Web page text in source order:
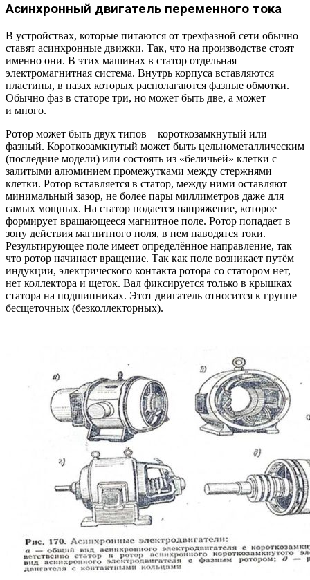
Асинхронный двигатель переменного тока
В устройствах, которые питаются от трехфазной сети обычно
ставят асинхронные движки. Так, что на производстве стоят
именно они. В этих машинах в статор отдельная
электромагнитная система. Внутрь корпуса вставляются
пластины, в пазах которых располагаются фазные обмотки.
Обычно фаз в статоре три, но может быть две, а может
и много.
Ротор может быть двух типов – короткозамкнутый или
фазный. Короткозамкнутый может быть цельнометаллическим
(последние модели) или состоять из «беличьей» клетки с
залитыми алюминием промежутками между стержнями
клетки. Ротор вставляется в статор, между ними оставляют
минимальный зазор, не более пары миллиметров даже для
самых мощных. На статор подается напряжение, которое
формирует вращающееся магнитное поле. Ротор попадает в
зону действия магнитного поля, в нем наводятся токи.
Результирующее поле имеет определённое направление, так
что ротор начинает вращение. Так как поле возникает путём
индукции, электрического контакта ротора со статором нет,
нет коллектора и щеток. Вал фиксируется только в крышках
статора на подшипниках. Этот двигатель относится к группе
бесщеточных (безколлекторных).